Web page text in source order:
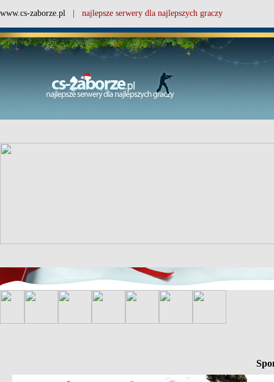
www.cs-zaborze.pl | najlepsze serwery dla najlepszych graczy